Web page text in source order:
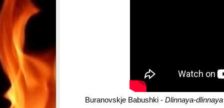
Buranovskje Babushki - Dlinnaya-